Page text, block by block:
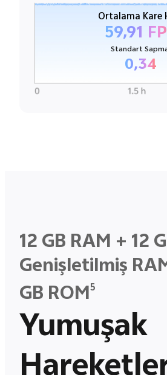
Ortalama Kare
59,91
Standart
0,34
12 GB RAM + 12
Genişletilmiş
GB ROM5
Yumuşak